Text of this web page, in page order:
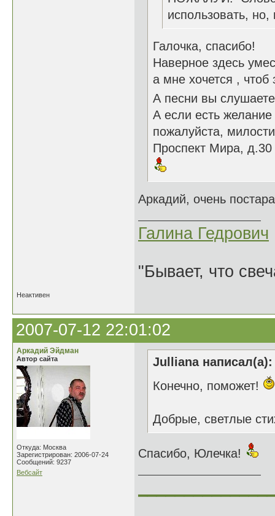
использовать,
Галочка, спасибо!
Наверное здесь
а мне хочется , чтоб
А песни вы
А если есть
пожалуйста,
Проспект Мира, д.30
Аркадий, очень
Галина Гедрович
"Бывает, что
Неактивен
2007-07-12 22:01:02
Аркадий Эйдман
Автор сайта
Откуда: Москва
Зарегистрирован: 2006-07-24
Сообщений: 9237
Вебсайт
Julliana написал(а):
Конечно, поможет!
Добрые, светлые
Спасибо, Юлечка!